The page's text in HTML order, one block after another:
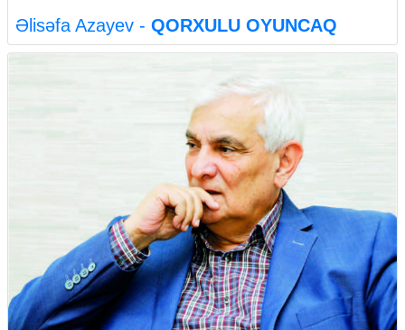
Əlisəfa Azayev - QORXULU OYUNCAQ